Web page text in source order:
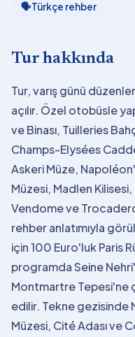
🗣Türkçe rehber
Tur hakkında
Tur, varış günü
açılır. Özel otobüsle
ve Binası, Tuilleries
Champs-Elysées
Askeri Müze,
Müzesi, Madlen
Vendome ve
rehber anlatımıyla
için 100 Euro'luk Paris
programda Seine
Montmartre Tepesi'ne
edilir. Tekne gezisinde
Müzesi, Cité Adası ve